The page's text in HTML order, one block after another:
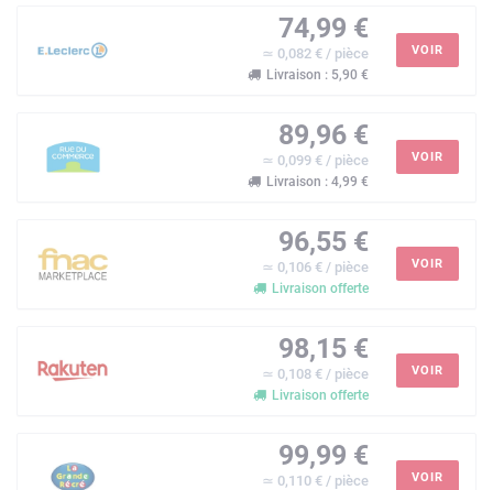
74,99 €
≃ 0,082 € / pièce
Livraison : 5,90 €
VOIR
89,96 €
≃ 0,099 € / pièce
Livraison : 4,99 €
VOIR
96,55 €
≃ 0,106 € / pièce
Livraison offerte
VOIR
98,15 €
≃ 0,108 € / pièce
Livraison offerte
VOIR
99,99 €
≃ 0,110 € / pièce VOIR